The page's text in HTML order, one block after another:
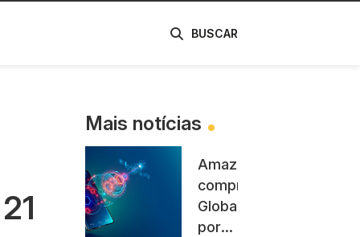
BUSCAR
Mais notícias
Amazon
compra
Globalstar
por